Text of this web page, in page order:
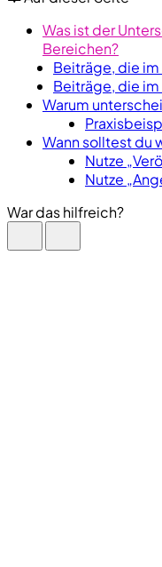
Was ist der
Bereichen?
Beiträge, die
Beiträge, die
Warum
Wann solltest du
Nutze
Nutze
War das hilfreich?